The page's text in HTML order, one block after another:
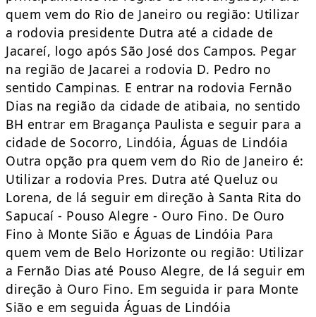
quem vem do Rio de Janeiro ou região: Utilizar
a rodovia presidente Dutra até a cidade de
Jacareí, logo após São José dos Campos. Pegar
na região de Jacarei a rodovia D. Pedro no
sentido Campinas. E entrar na rodovia Fernão
Dias na região da cidade de atibaia, no sentido
BH entrar em Bragança Paulista e seguir para a
cidade de Socorro, Lindóia, Águas de Lindóia
Outra opção pra quem vem do Rio de Janeiro é:
Utilizar a rodovia Pres. Dutra até Queluz ou
Lorena, de lá seguir em direção à Santa Rita do
Sapucaí - Pouso Alegre - Ouro Fino. De Ouro
Fino à Monte Sião e Águas de Lindóia Para
quem vem de Belo Horizonte ou região: Utilizar
a Fernão Dias até Pouso Alegre, de lá seguir em
direção à Ouro Fino. Em seguida ir para Monte
Sião e em seguida Águas de Lindóia